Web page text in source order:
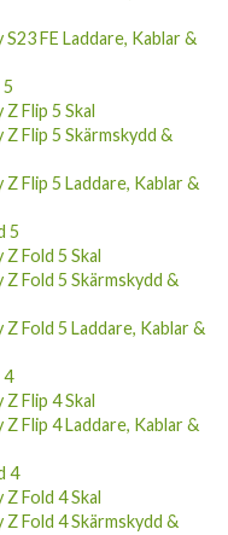
S23 FE Laddare, Kablar &
5
Z Flip 5 Skal
Z Flip 5 Skärmskydd &
Z Flip 5 Laddare, Kablar &
5
Z Fold 5 Skal
Z Fold 5 Skärmskydd &
Z Fold 5 Laddare, Kablar &
4
Z Flip 4 Skal
Z Flip 4 Laddare, Kablar &
4
Z Fold 4 Skal
Z Fold 4 Skärmskydd &